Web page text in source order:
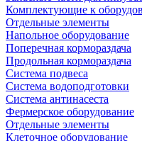
Комплектующие к
Отдельные элементы
Напольное оборудование
Поперечная кормораздача
Продольная кормораздача
Система подвеса
Система водоподготовки
Система антинасеста
Фермерское оборудование
Отдельные элементы
Клеточное оборудование